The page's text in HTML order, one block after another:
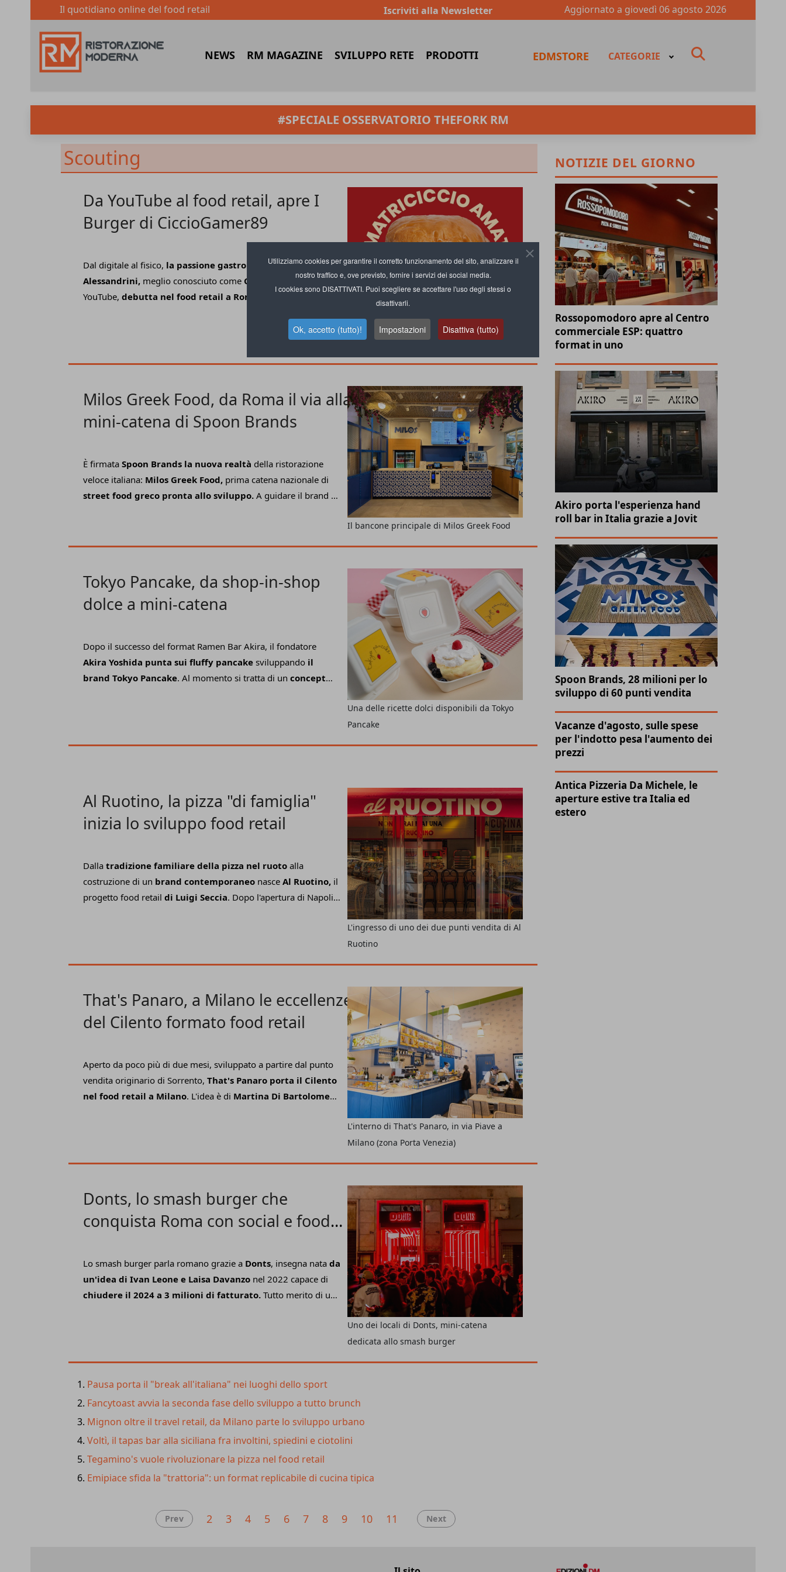
Utilizziamo cookies per garantire il corretto funzionamento del sito, analizzare il
nostro traffico e, ove previsto, fornire i servizi dei social media.
I cookies sono DISATTIVATI. Puoi scegliere se accettare l'uso degli stessi o
disattivarli.
Ok, accetto (tutto)! Impostazioni Disattiva (tutto)
Il quotidiano online del food retail Iscriviti alla Newsletter Aggiornato a giovedì 06 agosto 2026
NEWS RM MAGAZINE SVILUPPO RETE PRODOTTI EDMSTORE CATEGORIE
#SPECIALE OSSERVATORIO THEFORK RM
Scouting
Da YouTube al food retail, apre I
Burger di CiccioGamer89
Dal digitale al fisico, la passione gastronomica di Mirko
Alessandrini, meglio conosciuto come CiccioGamer89su
YouTube, debutta nel food retail a Roma.
creator famoso per i suoi video sull'universo videoludico e non
in via Massaciuccoli, un locale dal nome
I Burger di CiccioGamer89.
Uno dei panini disponibili da I Burger di
CiccioGamer89
Milos Greek Food, da Roma il via alla
mini-catena di Spoon Brands
È firmata Spoon Brands la nuova realtà della ristorazione
veloce italiana: Milos Greek Food, prima catena nazionale di
street food greco pronta allo sviluppo. A guidare il brand c'è
Il bancone principale di Milos Greek Food
Tokyo Pancake, da shop-in-shop
dolce a mini-catena
Dopo il successo del format Ramen Bar Akira, il fondatore
Akira Yoshida punta sui fluffy pancake sviluppando il
brand Tokyo Pancake. Al momento si tratta di un concept
Una delle ricette dolci disponibili da Tokyo
Pancake
Al Ruotino, la pizza "di famiglia"
inizia lo sviluppo food retail
Dalla tradizione familiare della pizza nel ruoto alla
costruzione di un brand contemporaneo nasce Al Ruotino, il
progetto food retail di Luigi Seccia. Dopo l'apertura di Napoli,
L'ingresso di uno dei due punti vendita di Al
Ruotino
That's Panaro, a Milano le eccellenze
del Cilento formato food retail
Aperto da poco più di due mesi, sviluppato a partire dal punto
vendita originario di Sorrento, That's Panaro porta il Cilento
nel food retail a Milano. L'idea è di Martina Di Bartolomeo,
Slow Food compresi.
L'interno di That's Panaro, in via Piave a
Milano (zona Porta Venezia)
Donts, lo smash burger che
conquista Roma con social e food
Lo smash burger parla romano grazie a Donts, insegna nata da
un'idea di Ivan Leone e Laisa Davanzo nel 2022 capace di
chiudere il 2024 a 3 milioni di fatturato. Tutto merito di una
Donts una vera e propriamini-catena (per ora) di successo.
Uno dei locali di Donts, mini-catena
dedicata allo smash burger
Pausa porta il "break all'italiana" nei luoghi dello sport
Fancytoast avvia la seconda fase dello sviluppo a tutto brunch
Mignon oltre il travel retail, da Milano parte lo sviluppo urbano
Voltì, il tapas bar alla siciliana fra involtini, spiedini e ciotolini
Tegamino's vuole rivoluzionare la pizza nel food retail
Emipiace sfida la "trattoria": un format replicabile di cucina tipica
Prev 2 3 4 5 6 7 8 9 10 11 Next
NOTIZIE DEL GIORNO
Rossopomodoro apre al Centro
commerciale ESP: quattro
format in uno
Akiro porta l'esperienza hand
roll bar in Italia grazie a Jovit
Spoon Brands, 28 milioni per lo
sviluppo di 60 punti vendita
Vacanze d'agosto, sulle spese
per l'indotto pesa l'aumento dei
prezzi
Antica Pizzeria Da Michele, le
aperture estive tra Italia ed
estero